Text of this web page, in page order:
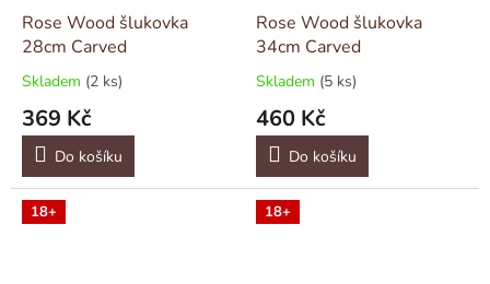
Rose Wood šlukovka
28cm Carved
Skladem (2 ks)
369 Kč
Do košíku
Rose Wood šlukovka
34cm Carved
Skladem (5 ks)
460 Kč
Do košíku
18+ 18+